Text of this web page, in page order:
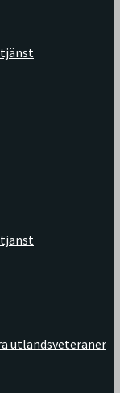
tjänst
tjänst
utlandsveteraner